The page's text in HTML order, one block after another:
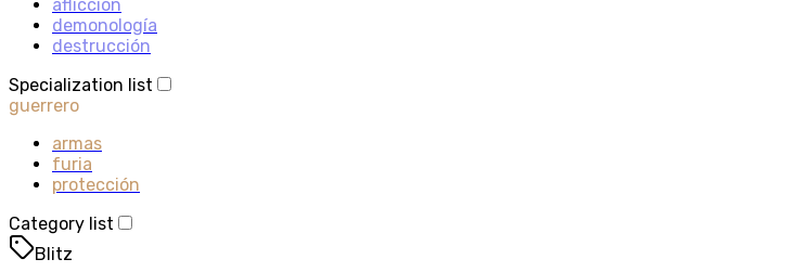
aflicción
demonología
destrucción
Specialization list
guerrero
armas
furia
protección
Category list
Blitz